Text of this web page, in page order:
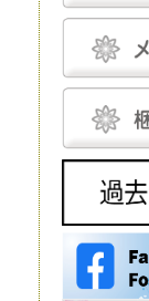
生花
ザーブドフラワ
魅力は、やはり
元々、寿命が短
合、1～2週間で
飾ることを考え
スプレイとして
高価で、また、
造花は、実在す
ブドフラワーが
などを使います
インテリアやフ
リティを持つ造
ルックスや質感
ん。 もちろん、